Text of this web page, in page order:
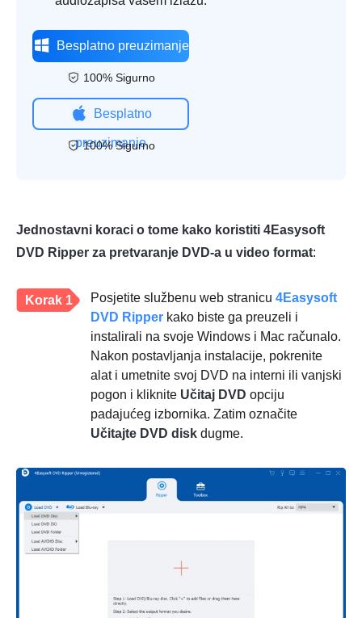
Besplatno preuzimanje
100% Sigurno
Besplatno
preuzimanje
100% Sigurno
Jednostavni koraci o tome kako koristiti 4Easysoft
DVD Ripper za pretvaranje DVD-a u video format:
Korak 1 Posjetite službenu web stranicu 4Easysoft
DVD Ripper kako biste ga preuzeli i
instalirali na svoje Windows i Mac računalo.
Nakon postavljanja instalacije, pokrenite
alat i umetnite svoj DVD na interni ili vanjski
pogon i kliknite Učitaj DVD opciju
padajućeg izbornika. Zatim označite
Učitajte DVD disk dugme.